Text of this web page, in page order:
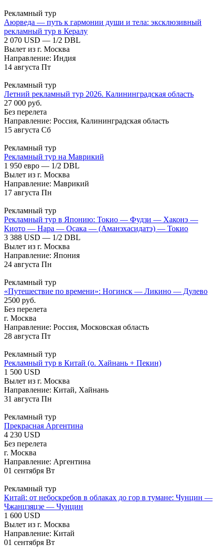
Рекламный тур
Аюрведа — путь к гармонии души и тела: эксклюзивный
рекламный тур в Кералу
2 070 USD — 1/2 DBL
Вылет из г. Москва
Направление: Индия
14 августа Пт
Рекламный тур
Летний рекламный тур 2026. Калининградская область
27 000 руб.
Без перелета
Направление: Россия, Калининградская область
15 августа Сб
Рекламный тур
Рекламный тур на Маврикий
1 950 евро — 1/2 DBL
Вылет из г. Москва
Направление: Маврикий
17 августа Пн
Рекламный тур
Рекламный тур в Японию: Токио — Фудзи — Хаконэ —
Киото — Нара — Осака — (Аманэхасидатэ) — Токио
3 388 USD — 1/2 DBL
Вылет из г. Москва
Направление: Япония
24 августа Пн
Рекламный тур
«Путешествие по времени»: Ногинск — Ликино — Дулево
2500 руб.
Без перелета
г. Москва
Направление: Россия, Московская область
28 августа Пт
Рекламный тур
Рекламный тур в Китай (о. Хайнань + Пекин)
1 500 USD
Вылет из г. Москва
Направление: Китай, Хайнань
31 августа Пн
Рекламный тур
Прекрасная Аргентина
4 230 USD
Без перелета
г. Москва
Направление: Аргентина
01 сентября Вт
Рекламный тур
Китай: от небоскребов в облаках до гор в тумане: Чунцин —
Чжанцзяцзе — Чунцин
1 600 USD
Вылет из г. Москва
Направление: Китай
01 сентября Вт